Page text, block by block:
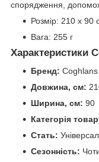
спорядження,
Розмір: 210 x 90
Вага: 255 г
Характеристики
Бренд: Coghlans
Довжина, см:
Ширина, см: 90
Категорія
Стать:
Сезонність: